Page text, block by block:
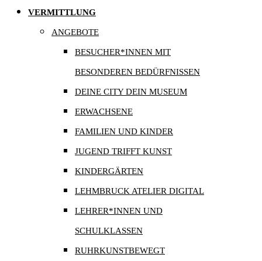
VERMITTLUNG
ANGEBOTE
BESUCHER*INNEN MIT
BESONDEREN BEDÜRFNISSEN
DEINE CITY DEIN MUSEUM
ERWACHSENE
FAMILIEN UND KINDER
JUGEND TRIFFT KUNST
KINDERGÄRTEN
LEHMBRUCK ATELIER DIGITAL
LEHRER*INNEN UND
SCHULKLASSEN
RUHRKUNSTBEWEGT